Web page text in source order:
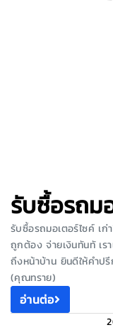
รับซื้อรถม
รับซื้อรถมอเตอร์ไซค์ เ
ถูกต้อง จ่ายเงินทันทั เร
ถึงหน้าบ้าน ยินดีให้คำปรึ
(คุณทราย)
อ่านต่อ